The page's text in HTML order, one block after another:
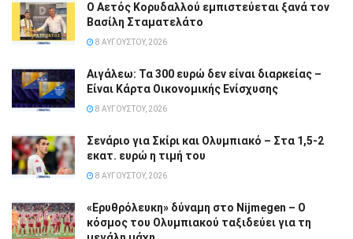
Ο Αετός Κορυδαλλού εμπιστεύεται ξανά τον
Βασίλη Σταματελάτο
8 ΑΥΓΟΎΣΤΟΥ, 2026
Αιγάλεω: Τα 300 ευρώ δεν είναι διαρκείας –
Είναι Κάρτα Οικονομικής Ενίσχυσης
8 ΑΥΓΟΎΣΤΟΥ, 2026
Σενάριο για Σκίρι και Ολυμπιακό – Στα 1,5-2
εκατ. ευρώ η τιμή του
8 ΑΥΓΟΎΣΤΟΥ, 2026
«Ερυθρόλευκη» δύναμη στο Nijmegen – Ο
κόσμος του Ολυμπιακού ταξιδεύει για τη